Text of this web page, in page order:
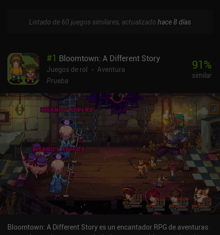
Listado de 60 juegos similares, actualizado hace 8 días
#1 Bloomtown: A Different Story
Juegos de rol
Aventura
Prueba
91%
similar
Bloomtown: A Different Story es un encantador RPG de aventuras